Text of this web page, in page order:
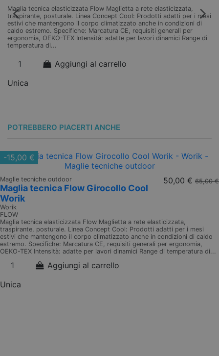
Maglia tecnica elasticizzata Flow Maglietta a rete elasticizzata,
traspirante, posturale. Linea Concept Cool: Prodotti adatti per i mesi
estivi che mantengono il corpo climatizzato anche in condizioni di
caldo estremo. Specifiche: Marcatura CE, requisiti generali per
ergonomia, OEKO-TEX Intensità: adatte per lavori dinamici Range di
temperatura di...
Aggiungi al carrello
Unica
POTREBBERO PIACERTI ANCHE
-15,00 €
Maglie tecniche outdoor
Maglia tecnica Flow Girocollo Cool
Worik
Worik
FLOW
50,00 € 65,00 €
Maglia tecnica elasticizzata Flow Maglietta a rete elasticizzata,
traspirante, posturale. Linea Concept Cool: Prodotti adatti per i mesi
estivi che mantengono il corpo climatizzato anche in condizioni di caldo
estremo. Specifiche: Marcatura CE, requisiti generali per ergonomia,
OEKO-TEX Intensità: adatte per lavori dinamici Range di temperatura di...
Aggiungi al carrello
Unica